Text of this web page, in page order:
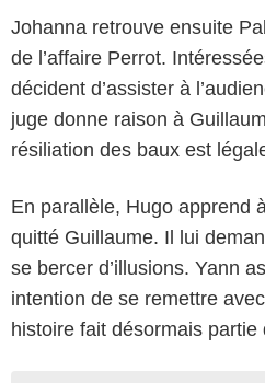
Johanna retrouve ensuite
de l’affaire Perrot.
décident d’assister à
juge donne raison à
résiliation des baux est
En parallèle, Hugo apprend
quitté Guillaume. Il lui
se bercer d’illusions. Yann
intention de se remettre
histoire fait désormais partie